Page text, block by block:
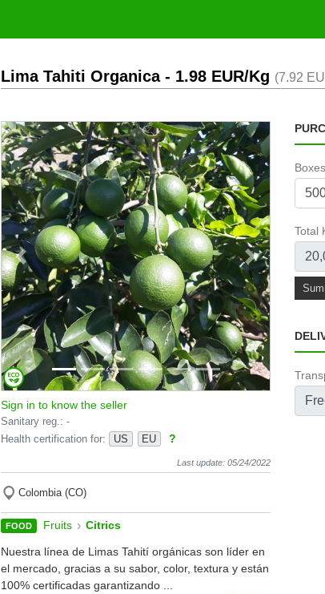
Lima Tahiti Organica - 1.98 EUR/Kg (7.92
Previous Next
Sign in to know the seller
Sanitary reg.: -
Health certification for:
US EU ?
Last update: 05/24/2022
Colombia (CO)
FOOD Fruits › Citrics
Nuestra línea de Limas Tahití orgánicas son líder en
el mercado, gracias a su sabor, color, textura y están
100% certificadas garantizando ...
Total